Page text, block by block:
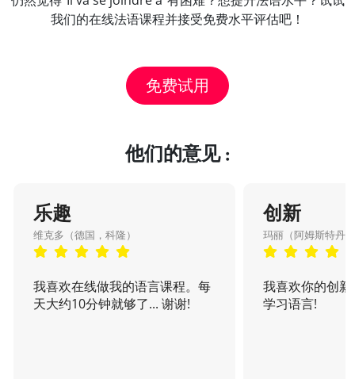
我们的在线法语课程并接受免费水平评估吧！
免费试用
他们的意见 :
乐趣
维克多（德国，科隆）
我喜欢在线做我的语言课程。每
天大约10分钟就够了... 谢谢!
创新
玛丽（阿姆斯特丹
我喜欢你的创
学习语言!